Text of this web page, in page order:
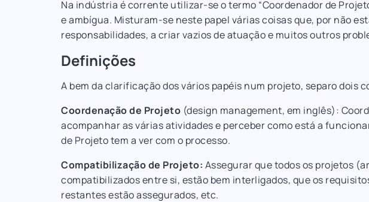
Na indústria é corrente utilizar-se o termo “Coordenador de
e ambígua. Misturam-se neste papel várias coisas que, por não
responsabilidades, a criar vazios de atuação e muitos outros
Definições
A bem da clarificação dos vários papéis num projeto, separo dois
Coordenação de Projeto (design management, em inglês):
acompanhar as várias atividades e perceber como está a
de Projeto tem a ver com o processo.
Compatibilização de Projeto: Assegurar que todos os projetos
compatibilizados entre si, estão bem interligados, que os
restantes estão assegurados, etc.